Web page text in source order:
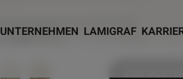
UNTERNEHMEN LAMIGRAF